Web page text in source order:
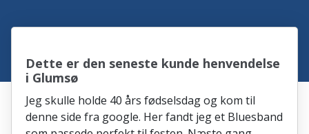
Dette er den seneste kunde henvendelse
i Glumsø
Jeg skulle holde 40 års fødselsdag og kom til
denne side fra google. Her fandt jeg et Bluesband